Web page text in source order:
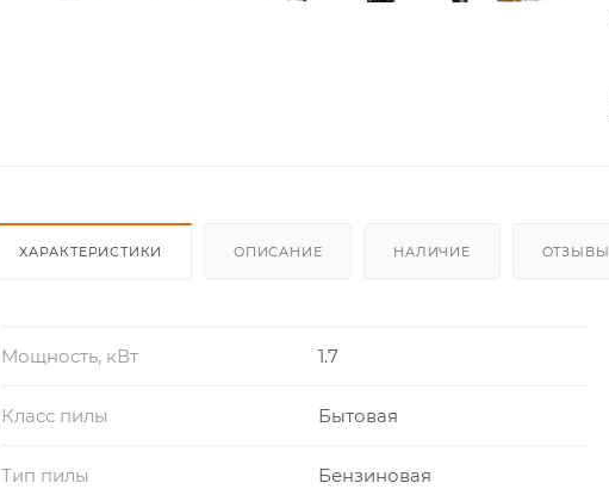
ХАРАКТЕРИСТИКИ ОПИСАНИЕ НАЛИЧИЕ ОТЗЫВЫ
Мощность, кВт 1.7
Класс пилы Бытовая
Тип пилы Бензиновая